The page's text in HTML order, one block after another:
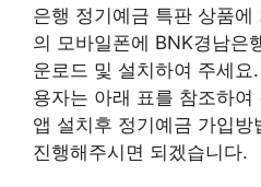
은행 정기예금 특판 상품
의 모바일폰에 BNK경남은
운로드 및 설치하여 주세
용자는 아래 표를 참조하
앱 설치후 정기예금 가입
진행해주시면 되겠습니다.